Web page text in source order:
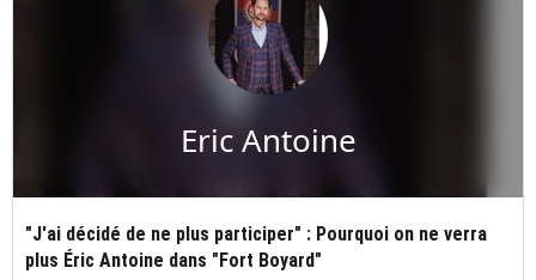
Eric Antoine
"J'ai décidé de ne plus participer" : Pourquoi on ne verra
plus Éric Antoine dans "Fort Boyard"